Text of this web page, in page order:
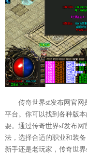
传奇世界sf发布网官网
平台。你可以找到各种版
耍。通过传奇世界sf发布
法，选择合适的职业和装
新手还是老玩家，传奇世